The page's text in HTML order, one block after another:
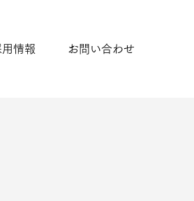
用情報 お問い合わせ